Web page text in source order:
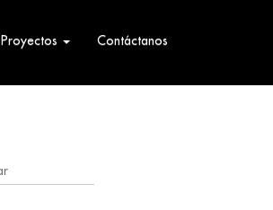
Proyectos Contáctanos